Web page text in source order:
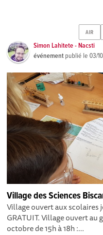
AIR
Simon Lahitete - Nacsti
événement publié le03/
Village des Sciences
Village ouvert aux scolaires
GRATUIT. Village ouvert au
octobre de 15h à 18h :...